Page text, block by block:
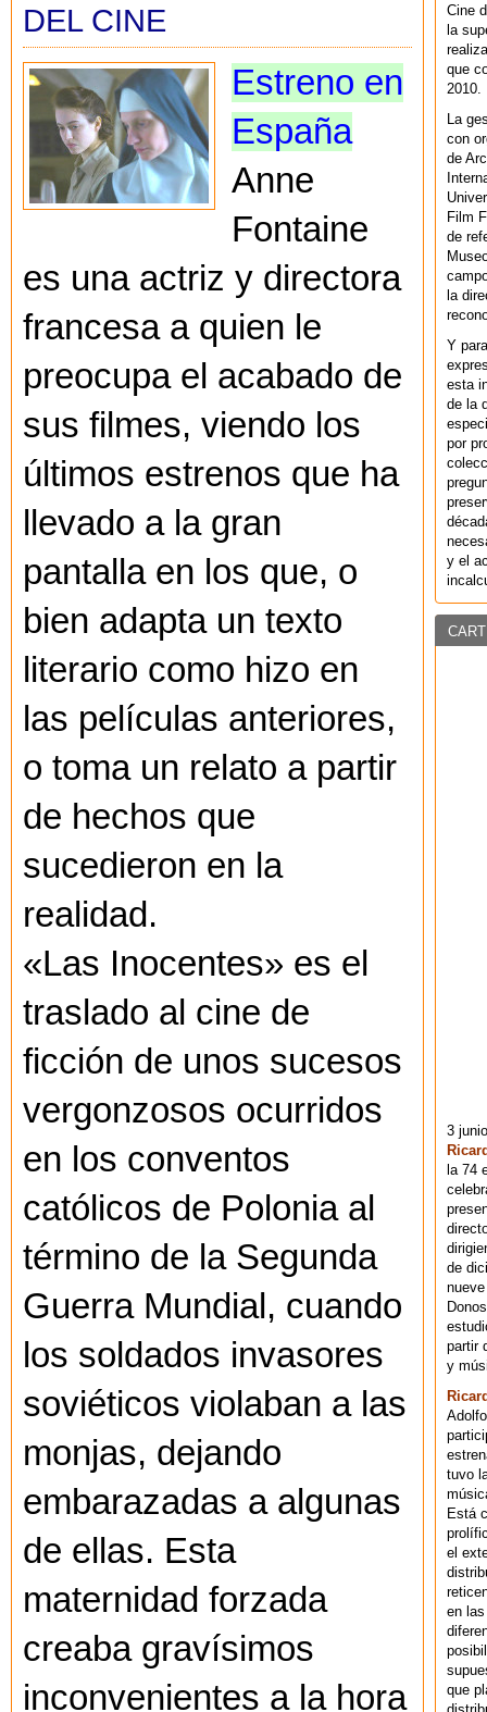
DEL CINE
Estreno en
España
Anne
Fontaine
es una actriz y directora
francesa a quien le
preocupa el acabado de
sus filmes, viendo los
últimos estrenos que ha
llevado a la gran
pantalla en los que, o
bien adapta un texto
literario como hizo en
las películas anteriores,
o toma un relato a partir
de hechos que
sucedieron en la
realidad.
«Las Inocentes» es el
traslado al cine de
ficción de unos sucesos
vergonzosos ocurridos
en los conventos
católicos de Polonia al
término de la Segunda
Guerra Mundial, cuando
los soldados invasores
soviéticos violaban a las
monjas, dejando
embarazadas a algunas
de ellas. Esta
maternidad forzada
creaba gravísimos
inconvenientes a la hora
Cine
la
que
2010.
La
con
de
Film
de
la
Y
esta
de la
por
y el
3
la 74
de
partir
y
tuvo
Está
el
en
que